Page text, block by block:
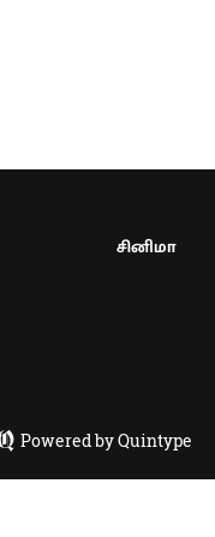
சினிமா
Powered by Quintype